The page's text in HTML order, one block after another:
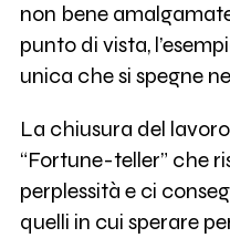
non bene
punto di vista,
unica che si spegne
La chiusura del
“Fortune-teller” che
perplessità e ci
quelli in cui sperare